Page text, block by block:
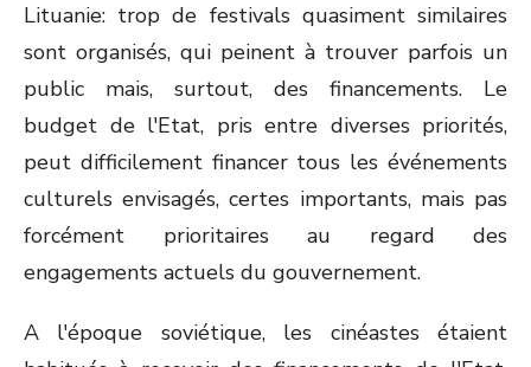
Lituanie: trop de festivals quasiment similaires
sont organisés, qui peinent à trouver parfois un
public mais, surtout, des financements. Le
budget de l'Etat, pris entre diverses priorités,
peut difficilement financer tous les événements
culturels envisagés, certes importants, mais pas
forcément prioritaires au regard des
engagements actuels du gouvernement.
A l'époque soviétique, les cinéastes étaient